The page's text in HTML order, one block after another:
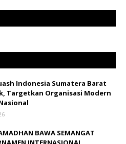
Indonesia Sumatera Barat
Targetkan Organisasi Modern
BAWA SEMANGAT